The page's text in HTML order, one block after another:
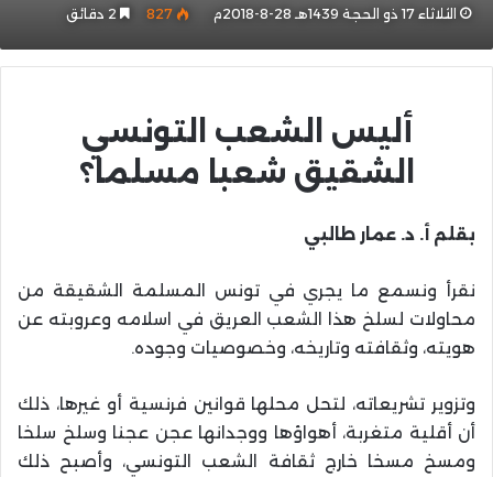
الثلاثاء 17 ذو الحجة 1439هـ 28-8-2018م 827
أليس الشعب التونسي
الشقيق شعبا مسلما؟
بقلم أ. د. عمار طالبي
نقرأ ونسمع ما يجري في تونس المسلمة الشقيقة من
محاولات لسلخ هذا الشعب العريق في اسلامه وعروبته عن
هويته، وثقافته وتاريخه، وخصوصيات وجوده.
وتزوير تشريعاته، لتحل محلها قوانين فرنسية أو غيرها، ذلك
أن أقلية متغربة، أهواؤها ووجدانها عجن عجنا وسلخ سلخا
ومسخ مسخا خارج ثقافة الشعب التونسي، وأصبح ذلك